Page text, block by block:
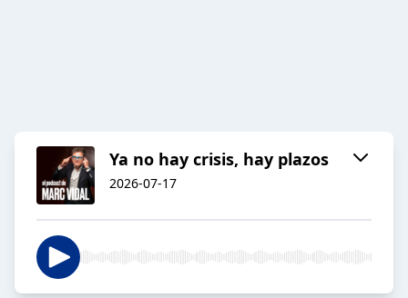
Ya no hay crisis, hay plazos
2026-07-17